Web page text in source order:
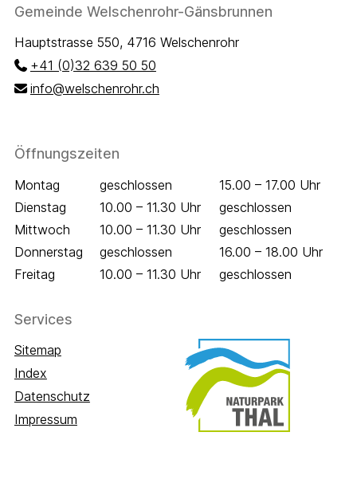
Footer
Gemeinde Welschenrohr-Gänsbrunnen
Hauptstrasse 550, 4716 Welschenrohr
+41 (0)32 639 50 50
info@welschenrohr.ch
Öffnungszeiten
Wochentag Öffnungszeiten Vormittag Öffnungszeiten
Montag geschlossen
15.00 – 17.00 Uhr
Dienstag
10.00 – 11.30 Uhr
geschlossen
Mittwoch
10.00 – 11.30 Uhr
geschlossen
Donnerstag
geschlossen
16.00 – 18.00 Uhr
Freitag
10.00 – 11.30 Uhr geschlossen
Services
Sitemap
Index
Datenschutz
Impressum